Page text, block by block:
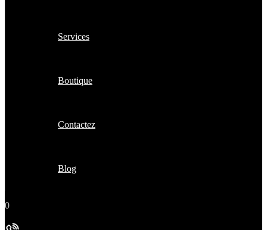
Services
Boutique
Contactez
Blog
0